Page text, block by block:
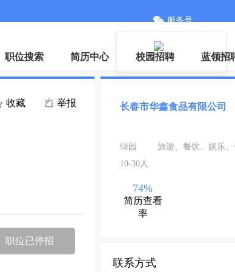
服务号
职位搜索 简历中心 校园招聘 蓝领招
收藏 举报
职位已停招
长春市华鑫食品有限公司
绿园
旅游、餐饮、娱乐
10-30人
74%
简历查看
率
联系方式